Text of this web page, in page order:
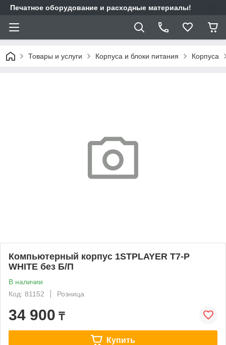
Печатное оборудование и расходные материалы!
Товары и услуги Корпуса и блоки питания Корпуса
Компьютерный корпус 1STPLAYER T7-P
WHITE без Б/П
В наличии
Код: 81152
Розница
34 900 ₸
Купить